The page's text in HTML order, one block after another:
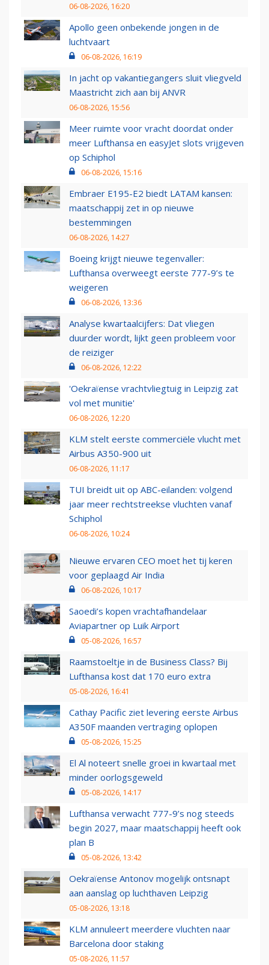
06-08-2026, 16:20
Apollo geen onbekende jongen in de
luchtvaart
06-08-2026, 16:19
In jacht op vakantiegangers sluit vliegveld
Maastricht zich aan bij ANVR
06-08-2026, 15:56
Meer ruimte voor vracht doordat onder
meer Lufthansa en easyJet slots vrijgeven
op Schiphol
06-08-2026, 15:16
Embraer E195-E2 biedt LATAM kansen:
maatschappij zet in op nieuwe
bestemmingen
06-08-2026, 14:27
Boeing krijgt nieuwe tegenvaller:
Lufthansa overweegt eerste 777-9’s te
weigeren
06-08-2026, 13:36
Analyse kwartaalcijfers: Dat vliegen
duurder wordt, lijkt geen probleem voor
de reiziger
06-08-2026, 12:22
'Oekraïense vrachtvliegtuig in Leipzig zat
vol met munitie'
06-08-2026, 12:20
KLM stelt eerste commerciële vlucht met
Airbus A350-900 uit
06-08-2026, 11:17
TUI breidt uit op ABC-eilanden: volgend
jaar meer rechtstreekse vluchten vanaf
Schiphol
06-08-2026, 10:24
Nieuwe ervaren CEO moet het tij keren
voor geplaagd Air India
06-08-2026, 10:17
Saoedi’s kopen vrachtafhandelaar
Aviapartner op Luik Airport
05-08-2026, 16:57
Raamstoeltje in de Business Class? Bij
Lufthansa kost dat 170 euro extra
05-08-2026, 16:41
Cathay Pacific ziet levering eerste Airbus
A350F maanden vertraging oplopen
05-08-2026, 15:25
El Al noteert snelle groei in kwartaal met
minder oorlogsgeweld
05-08-2026, 14:17
Lufthansa verwacht 777-9’s nog steeds
begin 2027, maar maatschappij heeft ook
plan B
05-08-2026, 13:42
Oekraïense Antonov mogelijk ontsnapt
aan aanslag op luchthaven Leipzig
05-08-2026, 13:18
KLM annuleert meerdere vluchten naar
Barcelona door staking
05-08-2026, 11:57